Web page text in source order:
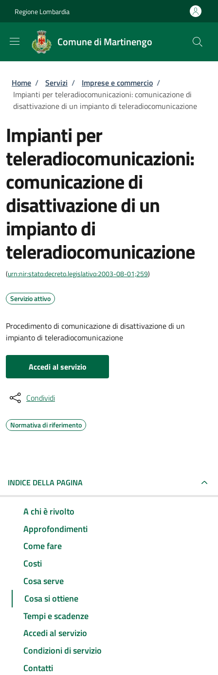
Regione Lombardia
Comune di Martinengo
Briciole di pane
Home / Servizi / Imprese e commercio /
Impianti per teleradiocomunicazioni: comunicazione di
disattivazione di un impianto di teleradiocomunicazione
Impianti per
teleradiocomunicazioni:
comunicazione di
disattivazione di un
impianto di
teleradiocomunicazione
(urn:nir:stato:decreto.legislativo:2003-08-01;259)
Servizio attivo
Procedimento di comunicazione di disattivazione di un
impianto di teleradiocomunicazione
Accedi al servizio
Condividi
Normativa di riferimento
INDICE DELLA PAGINA
A chi è rivolto
Approfondimenti
Come fare
Costi
Cosa serve
Cosa si ottiene
Tempi e scadenze
Accedi al servizio
Condizioni di servizio
Contatti